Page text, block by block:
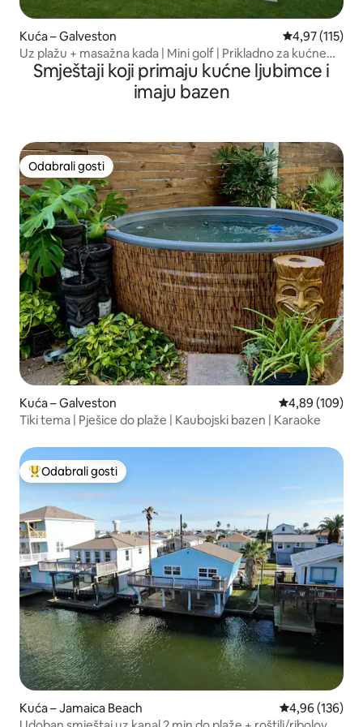
Kuća – Galveston Prosječna
4,97 (115)
Uz plažu + masažna kada | Mini golf | Prikladno za kućne
ljubimce
Smještaji koji primaju kućne ljubimce i
imaju bazen
Odabrali gosti
Odabrali gosti
Kuća – Galveston Prosječna
4,89 (109)
Tiki tema | Pješice do plaže | Kaubojski bazen | Karaoke
Među najviše rangiranima s oznakom „Odabrali gosti”
Odabrali gosti
Kuća – Jamaica Beach Prosječna
4,96 (136)